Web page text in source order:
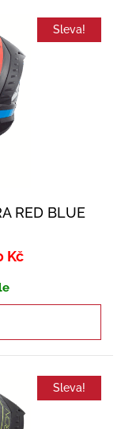
Sleva!
RED BLUE
Kč
Sleva!